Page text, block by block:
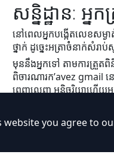
សន្និដ្ឋាន: អ្ន
នៅពេលអ្នកបង្កើតលេខសម្
ថ្នាក់ ដូច្នេះអត្រាចំំនាក់សំរ
មុននឹងអ្នកទៅ តាមការត្រួ
ពិចារណារក’avez gmail ន
ពេញលេញ អនិច្ចរិយាហើយអ្ន
website you agree to